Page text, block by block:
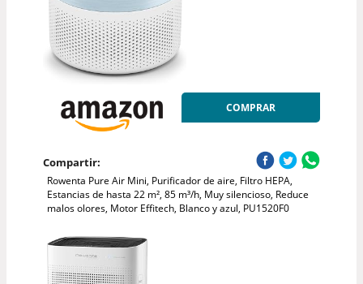
COMPRAR
Compartir:
Rowenta Pure Air Mini, Purificador de aire, Filtro HEPA,
Estancias de hasta 22 m², 85 m³/h, Muy silencioso, Reduce
malos olores, Motor Effitech, Blanco y azul, PU1520F0